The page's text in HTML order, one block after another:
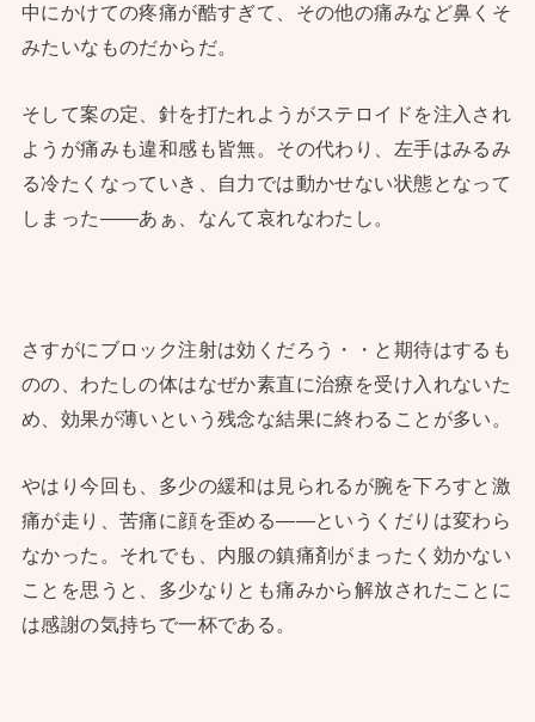
中にかけての疼痛が酷すぎて、その他の痛みなど鼻くそ
みたいなものだからだ。
そして案の定、針を打たれようがステロイドを注入され
ようが痛みも違和感も皆無。その代わり、左手はみるみ
る冷たくなっていき、自力では動かせない状態となって
しまった——あぁ、なんて哀れなわたし。
さすがにブロック注射は効くだろう・・と期待はするも
のの、わたしの体はなぜか素直に治療を受け入れないた
め、効果が薄いという残念な結果に終わることが多い。
やはり今回も、多少の緩和は見られるが腕を下ろすと激
痛が走り、苦痛に顔を歪める——というくだりは変わら
なかった。それでも、内服の鎮痛剤がまったく効かない
ことを思うと、多少なりとも痛みから解放されたことに
は感謝の気持ちで一杯である。